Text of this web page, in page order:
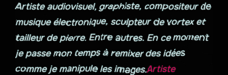
Artiste audiovisuel, graphiste, compositeur de
musique électronique, sculpteur de vortex et
tailleur de pierre. Entre autres. En ce moment
je passe mon temps à remixer des idées
comme je manipule les images.